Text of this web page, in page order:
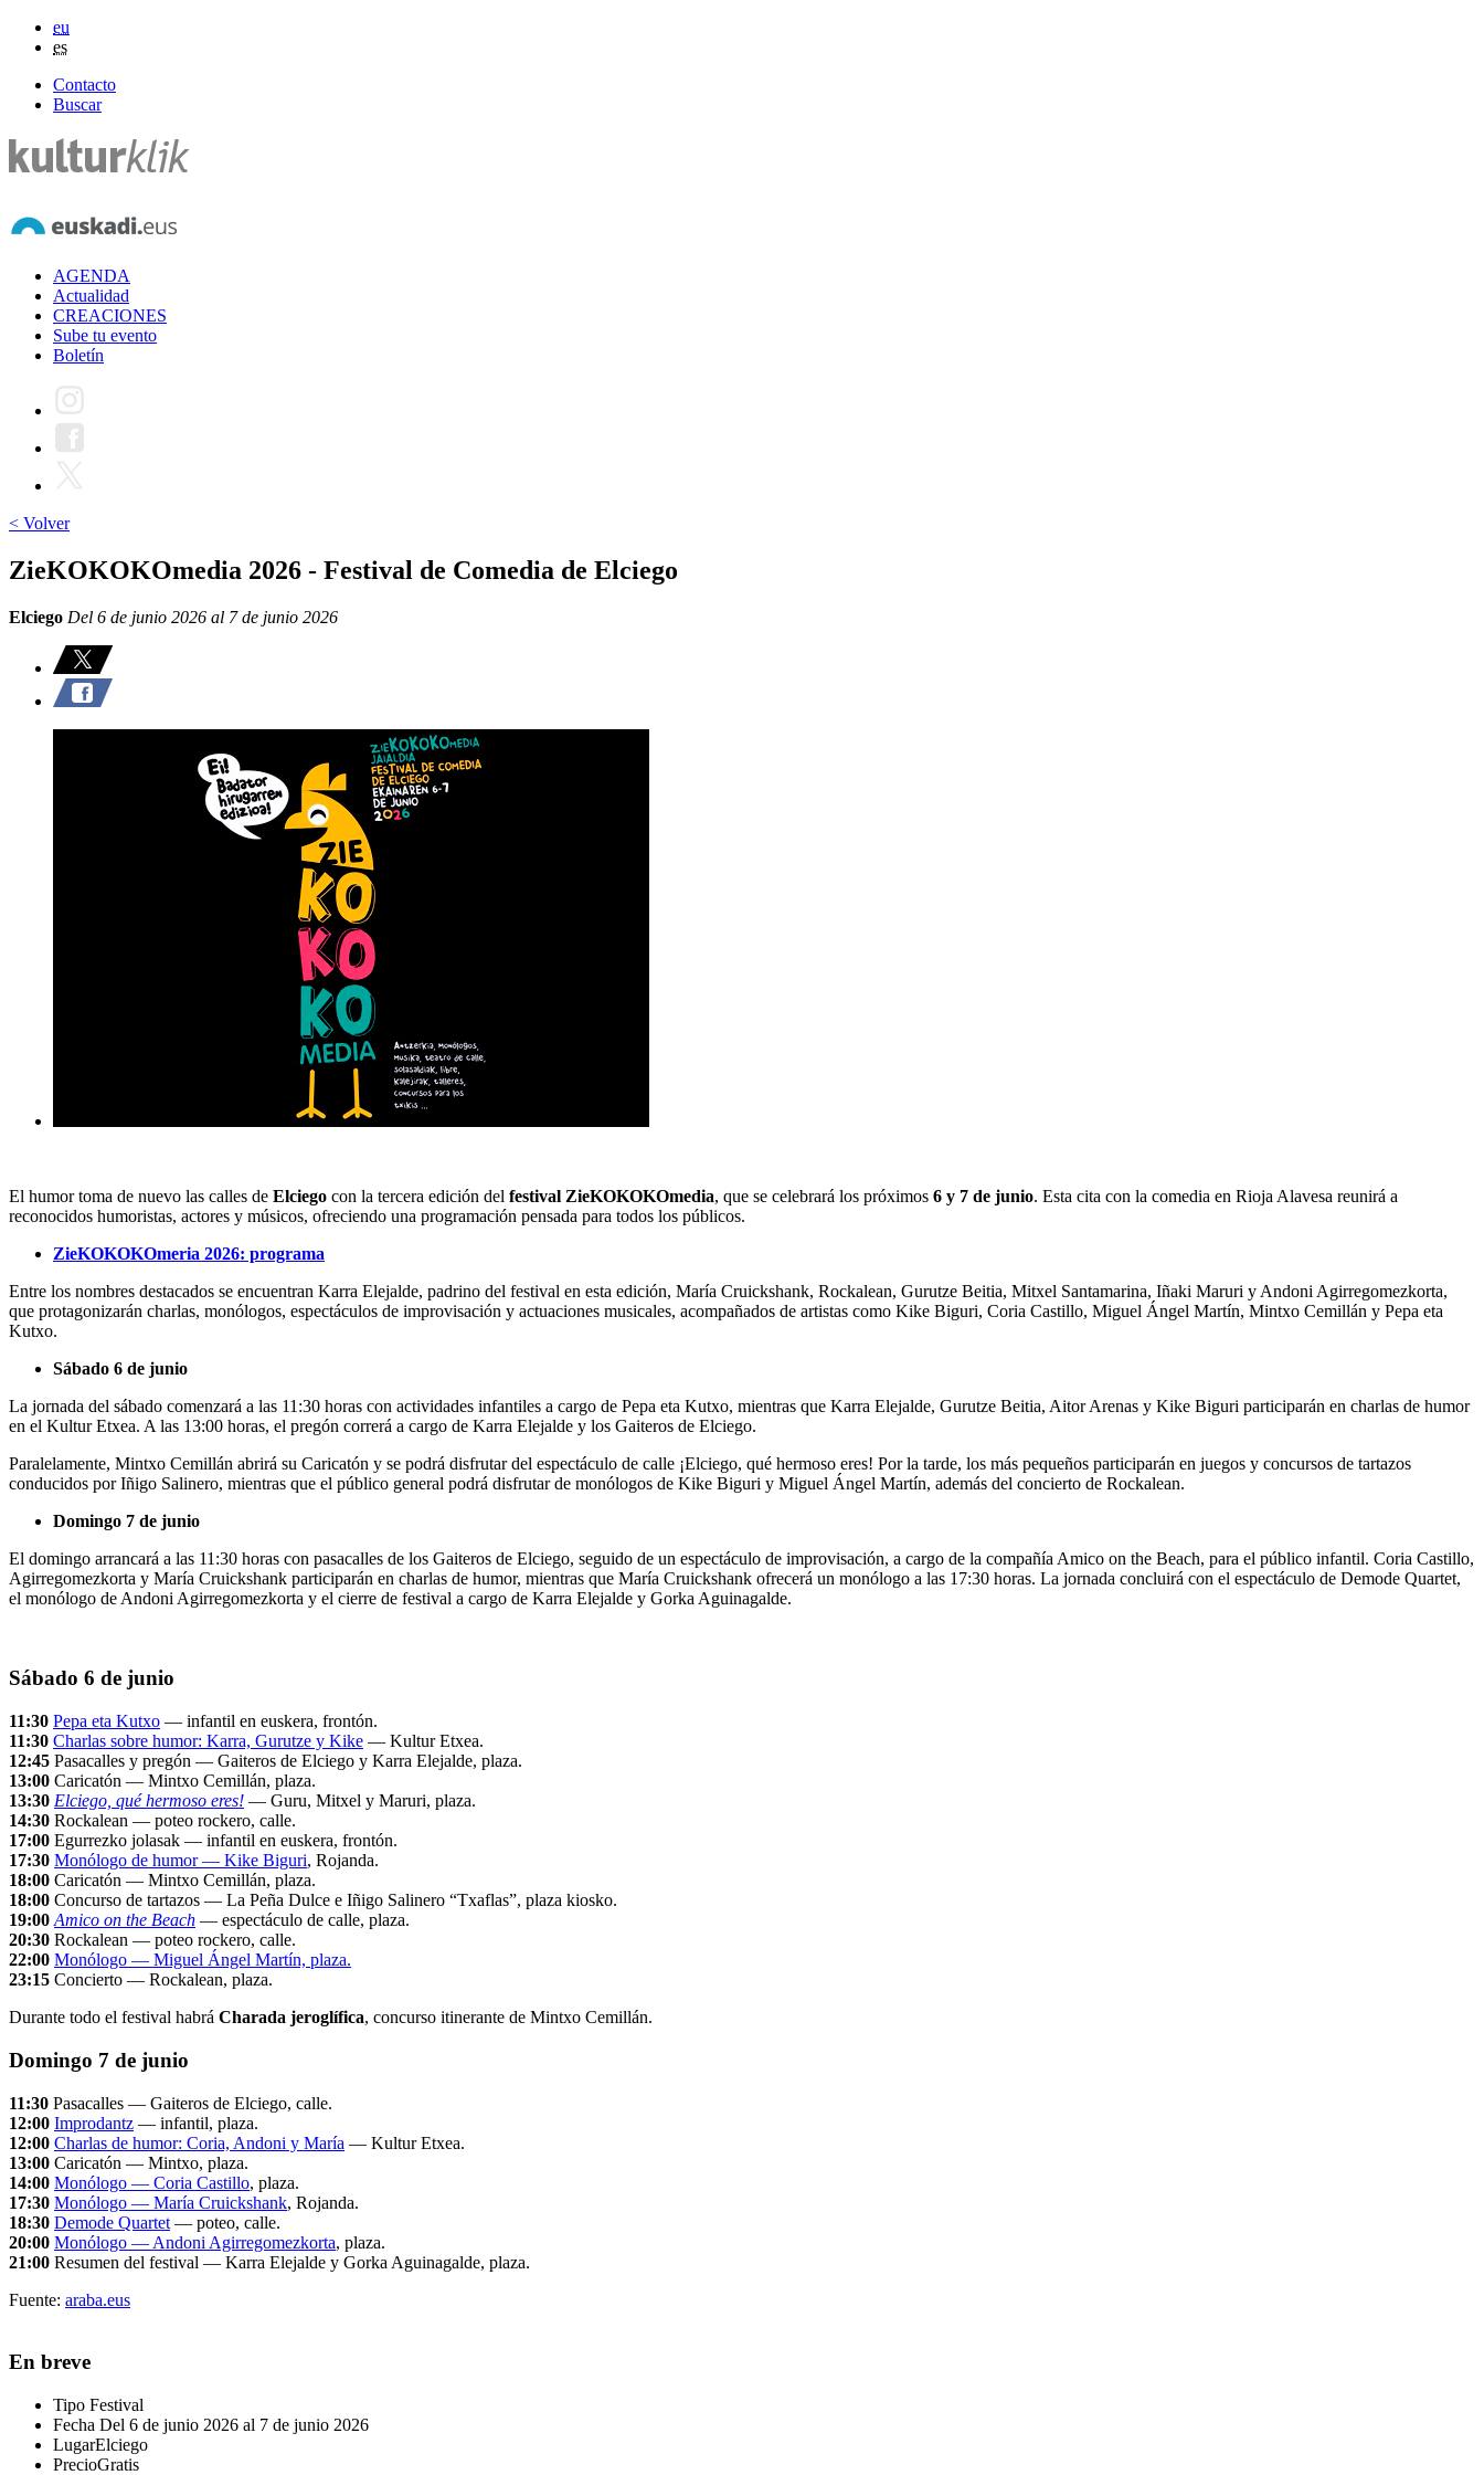
eu
es
Contacto
Buscar
AGENDA
Actualidad
CREACIONES
Sube tu evento
Boletín
< Volver
ZieKOKOKOmedia 2026 - Festival de Comedia de Elciego
Elciego Del 6 de junio 2026 al 7 de junio 2026
El humor toma de nuevo las calles de Elciego con la tercera edición del festival ZieKOKOKOmedia, que se celebrará los próximos 6 y 7 de junio. Esta cita con la comedia en Rioja Alavesa reunirá a
reconocidos humoristas, actores y músicos, ofreciendo una programación pensada para todos los públicos.
ZieKOKOKOmeria 2026: programa
Entre los nombres destacados se encuentran Karra Elejalde, padrino del festival en esta edición, María Cruickshank, Rockalean, Gurutze Beitia, Mitxel Santamarina, Iñaki Maruri y Andoni Agirregomezkorta,
que protagonizarán charlas, monólogos, espectáculos de improvisación y actuaciones musicales, acompañados de artistas como Kike Biguri, Coria Castillo, Miguel Ángel Martín, Mintxo Cemillán y Pepa eta
Kutxo.
Sábado 6 de junio
La jornada del sábado comenzará a las 11:30 horas con actividades infantiles a cargo de Pepa eta Kutxo, mientras que Karra Elejalde, Gurutze Beitia, Aitor Arenas y Kike Biguri participarán en charlas de humor
en el Kultur Etxea. A las 13:00 horas, el pregón correrá a cargo de Karra Elejalde y los Gaiteros de Elciego.
Paralelamente, Mintxo Cemillán abrirá su Caricatón y se podrá disfrutar del espectáculo de calle ¡Elciego, qué hermoso eres! Por la tarde, los más pequeños participarán en juegos y concursos de tartazos
conducidos por Iñigo Salinero, mientras que el público general podrá disfrutar de monólogos de Kike Biguri y Miguel Ángel Martín, además del concierto de Rockalean.
Domingo 7 de junio
El domingo arrancará a las 11:30 horas con pasacalles de los Gaiteros de Elciego, seguido de un espectáculo de improvisación, a cargo de la compañía Amico on the Beach, para el público infantil. Coria Castillo,
Agirregomezkorta y María Cruickshank participarán en charlas de humor, mientras que María Cruickshank ofrecerá un monólogo a las 17:30 horas. La jornada concluirá con el espectáculo de Demode Quartet,
el monólogo de Andoni Agirregomezkorta y el cierre de festival a cargo de Karra Elejalde y Gorka Aguinagalde.
Sábado 6 de junio
11:30 Pepa eta Kutxo — infantil en euskera, frontón.
11:30 Charlas sobre humor: Karra, Gurutze y Kike — Kultur Etxea.
12:45 Pasacalles y pregón — Gaiteros de Elciego y Karra Elejalde, plaza.
13:00 Caricatón — Mintxo Cemillán, plaza.
13:30 Elciego, qué hermoso eres! — Guru, Mitxel y Maruri, plaza.
14:30 Rockalean — poteo rockero, calle.
17:00 Egurrezko jolasak — infantil en euskera, frontón.
17:30 Monólogo de humor — Kike Biguri, Rojanda.
18:00 Caricatón — Mintxo Cemillán, plaza.
18:00 Concurso de tartazos — La Peña Dulce e Iñigo Salinero “Txaflas”, plaza kiosko.
19:00 Amico on the Beach — espectáculo de calle, plaza.
20:30 Rockalean — poteo rockero, calle.
22:00 Monólogo — Miguel Ángel Martín, plaza.
23:15 Concierto — Rockalean, plaza.
Durante todo el festival habrá Charada jeroglífica, concurso itinerante de Mintxo Cemillán.
Domingo 7 de junio
11:30 Pasacalles — Gaiteros de Elciego, calle.
12:00 Improdantz — infantil, plaza.
12:00 Charlas de humor: Coria, Andoni y María — Kultur Etxea.
13:00 Caricatón — Mintxo, plaza.
14:00 Monólogo — Coria Castillo, plaza.
17:30 Monólogo — María Cruickshank, Rojanda.
18:30 Demode Quartet — poteo, calle.
20:00 Monólogo — Andoni Agirregomezkorta, plaza.
21:00 Resumen del festival — Karra Elejalde y Gorka Aguinagalde, plaza.
Fuente: araba.eus
En breve
Tipo Festival
Fecha Del 6 de junio 2026 al 7 de junio 2026
LugarElciego
PrecioGratis